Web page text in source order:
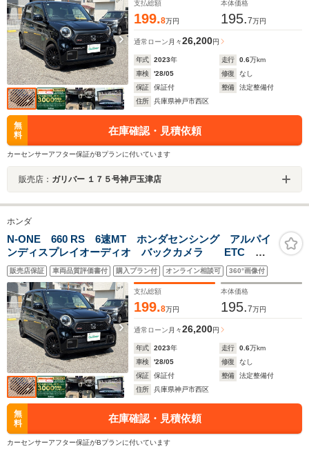
支払総額
199.8万円
本体価格
195.7万円
通常ローン 月々26,200円
年式 2023年 走行 0.6万km
車検
'28/05 修復
なし
保証
保証付 整備
法定整備付
住所
兵庫県神戸市西区
無
料
在庫確認・見積依頼
カーセンサーアフター保証がBプランに付いています
販売店： ガリバー １７５号神戸玉津店
ホンダ
N-ONE 660 RS 6速MT ホンダセンシング アルパイ
ンディスプレイオーディオ バックカメラ ETC 前
席シートヒーター 前後ドラレコ LEDオートライト
BT オートマチックハイビーム スマートキー
販売店保証 車両品質評価書付 購入プラン付 オンライン相談可 360°画像付
支払総額
199.8万円
本体価格
195.7万円
通常ローン 月々26,200円
年式 2023年 走行 0.6万km
車検
'28/05 修復
なし
保証
保証付 整備
法定整備付
住所
兵庫県神戸市西区
無
料
在庫確認・見積依頼
カーセンサーアフター保証がBプランに付いています